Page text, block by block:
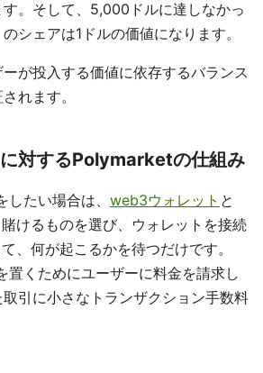
。そして、5,000ドルに達しなかっ
シェアは1ドルの価値になります。
が投入する価値に依存するバランス
れます。
対するPolymarketの仕組み
たい場合は、 web3ウォレット と
けるものを選び、ウォレットを接続
、何が起こるかを待つだけです。
くためにユーザーに料金を請求し
引に小さなトランザクション手数料